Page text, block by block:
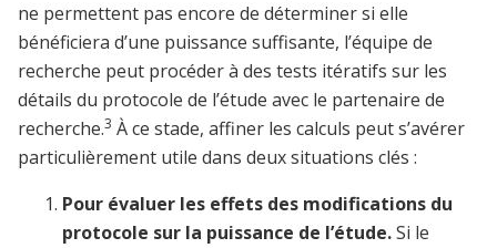
ne permettent pas encore de déterminer si elle
bénéficiera d’une puissance suffisante, l’équipe de
recherche peut procéder à des tests itératifs sur les
détails du protocole de l’étude avec le partenaire de
recherche.3 À ce stade, affiner les calculs peut s’avérer
particulièrement utile dans deux situations clés :
Pour évaluer les effets des modifications du
protocole sur la puissance de l’étude.Si le